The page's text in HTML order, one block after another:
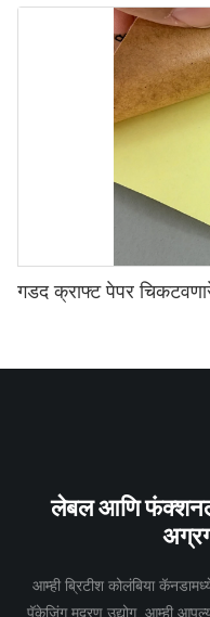
गडद क्राफ्ट पेपर
लेबल आणि फंक्शनल
आम्ही ब्रिटीश कोलंबिया
पॅकेजिंग मुद्रण उद्योग आम्ही